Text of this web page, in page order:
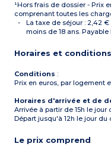
¹Hors frais de dossier - Prix
comprenant toutes les
La taxe de séjour : 2,42
moins de 18 ans.
Horaires et conditions
Conditions :
Prix en euros, par logement
Horaires d'arrivée et de
Arrivée à partir de 15h le jour
Départ jusqu'à 12h le jour du
Le prix comprend